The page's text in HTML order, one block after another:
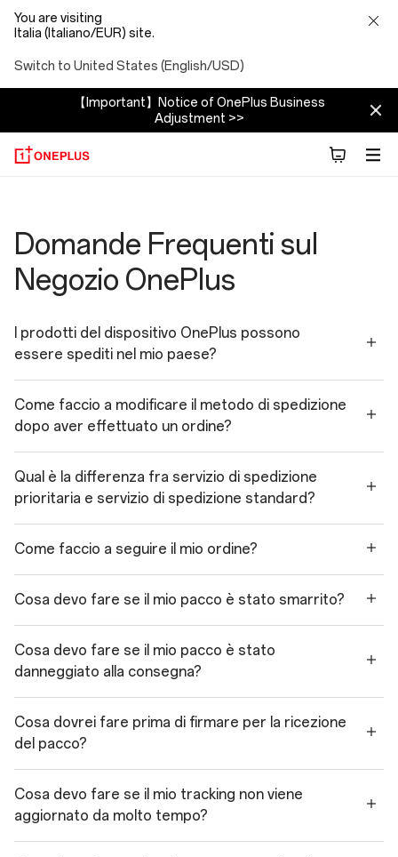
You are visiting
Italia (Italiano/EUR) site.
Switch to United States (English/USD)
【Important】Notice of OnePlus Business
Adjustment >>
Faqs
Domande Frequenti sul
Negozio OnePlus
I prodotti del dispositivo OnePlus possono
essere spediti nel mio paese?
Come faccio a modificare il metodo di spedizione
dopo aver effettuato un ordine?
Qual è la differenza fra servizio di spedizione
prioritaria e servizio di spedizione standard?
Come faccio a seguire il mio ordine?
Cosa devo fare se il mio pacco è stato smarrito?
Cosa devo fare se il mio pacco è stato
danneggiato alla consegna?
Cosa dovrei fare prima di firmare per la ricezione
del pacco?
Cosa devo fare se il mio tracking non viene
aggiornato da molto tempo?